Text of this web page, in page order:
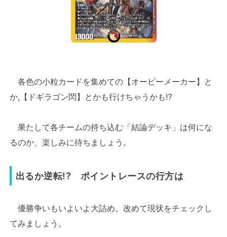
各色の小粒カードを集めての【オービーメーカー】と
か,【ドギラゴン閃】とかも行けちゃうかも⁉
果たして各チームの持ち込む「結論デッキ」は何にな
るのか、楽しみに待ちましょう。
出るか逆転!? ポイントレースの行方は
優勝争いもいよいよ大詰め。改めて現状をチェックし
てみましょう。